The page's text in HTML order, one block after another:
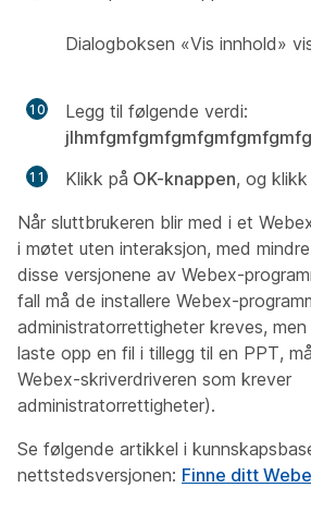
Dialogboksen «Vis innhold»
Legg til følgende verdi:
Klikk på OK-knappen, og
Når sluttbrukeren blir med i et
i møtet uten interaksjon, med
disse versjonene av Webex-
fall må de installere Webex-
administratorrettigheter kreves,
laste opp en fil i tillegg til en PPT,
Webex-skriverdriveren som krever
administratorrettigheter).
Se følgende artikkel i
nettstedsversjonen: Finne ditt